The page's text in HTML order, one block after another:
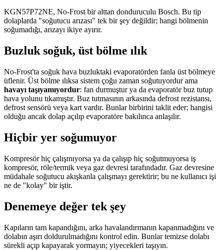
KGN57P72NE, No-Frost bir alttan donduruculu Bosch. Bu tip
dolaplarda "soğutucu arızası" tek bir şey değildir; hangi bölmenin
soğumadığı, arızayı ikiye ayırır.
Buzluk soğuk, üst bölme ılık
No-Frost'ta soğuk hava buzluktaki evaporatörden fanla üst bölmeye
üflenir. Üst bölme ılıksa sistem çoğu zaman soğutuyordur ama
havayı taşıyamıyordur: fan durmuştur ya da evaporatör buz tutup
hava yolunu tıkamıştır. Buz tutmasının arkasında defrost rezistansı,
defrost sensörü veya kart vardır. Bunlar birbirini taklit eder; hangisi
olduğu ancak dolap açılıp evaporatöre bakılınca anlaşılır.
Hiçbir yer soğumuyor
Kompresör hiç çalışmıyorsa ya da çalışıp hiç soğutmuyorsa iş
kompresör, röle/termik veya gaz devresi tarafındadır. Gaz devresine
müdahale soğutucu akışkanla çalışmayı gerektirir; bu ne kullanıcı işi
ne de "kolay" bir iştir.
Denemeye değer tek şey
Kapıların tam kapandığını, arka havalandırmanın kapanmadığını ve
dolabın aşırı doldurulmadığını kontrol edin. Bunlar temizse dolabı
sürekli açıp kapayarak yormayın; yiyecekleri taşıyın.